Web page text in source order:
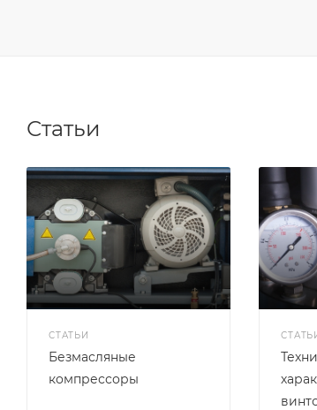
Статьи
СТАТЬИ
Безмасляные
компрессоры